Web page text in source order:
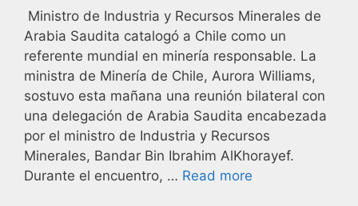
Ministro de Industria y Recursos Minerales de
Arabia Saudita catalogó a Chile como un
referente mundial en minería responsable. La
ministra de Minería de Chile, Aurora Williams,
sostuvo esta mañana una reunión bilateral con
una delegación de Arabia Saudita encabezada
por el ministro de Industria y Recursos
Minerales, Bandar Bin Ibrahim AlKhorayef.
Durante el encuentro, … Read more